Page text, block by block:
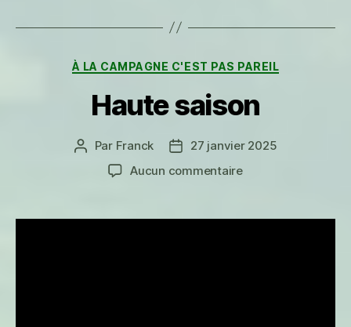
Catégories
À LA CAMPAGNE C'EST PAS PAREIL
Haute saison
Auteur
l’article
Par Franck
Date27 janvier 2025
Aucun commentairesur